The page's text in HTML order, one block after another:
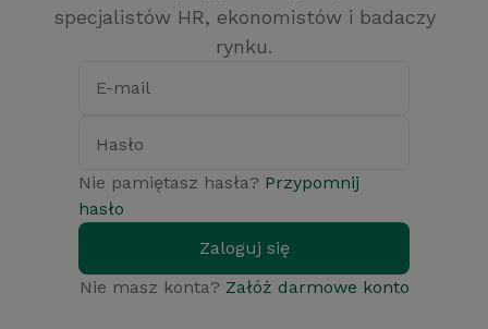
specjalistów HR, ekonomistów i badaczy
rynku.
E-mail
Hasło
Nie pamiętasz hasła? Przypomnij
hasło
Zaloguj się
Nie masz konta? Załóż darmowe konto